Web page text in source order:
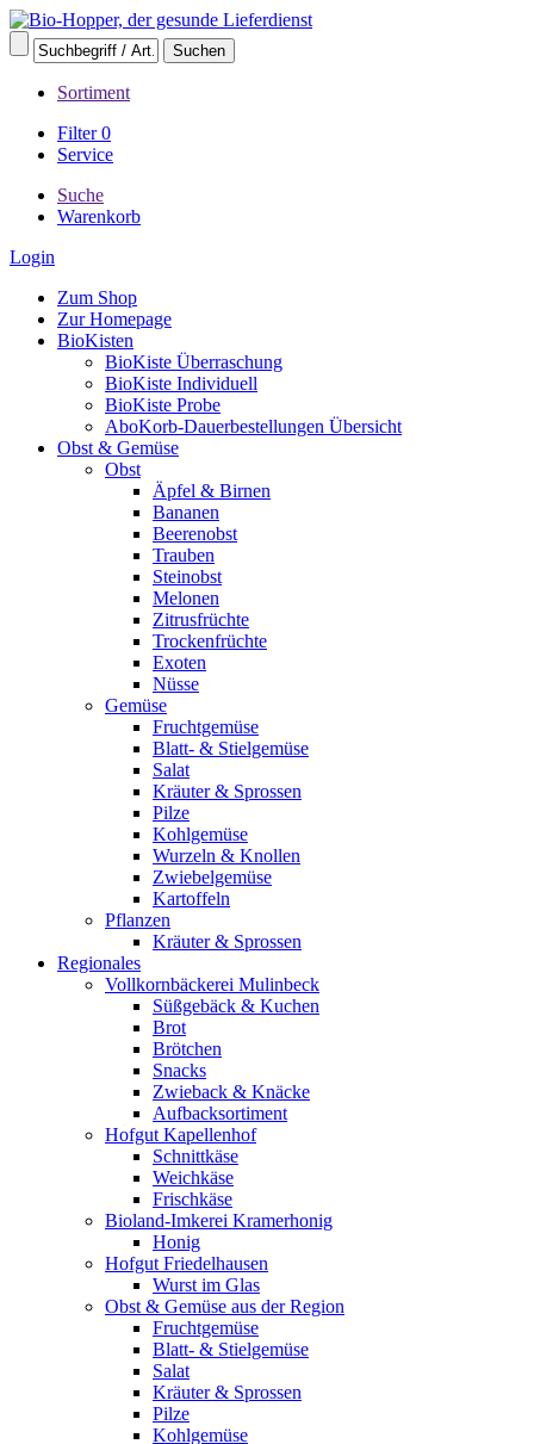
Sortiment
Filter0
Service
Suche
Warenkorb
Login
Zum Shop
Zur Homepage
BioKisten
BioKiste Überraschung
BioKiste Individuell
BioKiste Probe
AboKorb-Dauerbestellungen Übersicht
Obst & Gemüse
Obst
Äpfel & Birnen
Bananen
Beerenobst
Trauben
Steinobst
Melonen
Zitrusfrüchte
Trockenfrüchte
Exoten
Nüsse
Gemüse
Fruchtgemüse
Blatt- & Stielgemüse
Salat
Kräuter & Sprossen
Pilze
Kohlgemüse
Wurzeln & Knollen
Zwiebelgemüse
Kartoffeln
Pflanzen
Kräuter & Sprossen
Regionales
Vollkornbäckerei Mulinbeck
Süßgebäck & Kuchen
Brot
Brötchen
Snacks
Zwieback & Knäcke
Aufbacksortiment
Hofgut Kapellenhof
Schnittkäse
Weichkäse
Frischkäse
Bioland-Imkerei Kramerhonig
Honig
Hofgut Friedelhausen
Wurst im Glas
Obst & Gemüse aus der Region
Fruchtgemüse
Blatt- & Stielgemüse
Salat
Kräuter & Sprossen
Pilze
Kohlgemüse